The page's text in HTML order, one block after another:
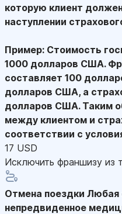
которую клиент
наступлении
Пример: Стоимость
1000 долларов США.
составляет 100
долларов США, а
долларов США. Таким
между клиентом и
соответствии с
17 USD
Исключить франшизу из
Отмена поездки Любая
непредвиденное